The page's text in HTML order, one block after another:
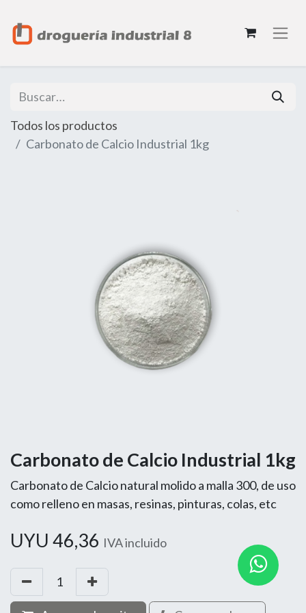
Todos los productos
Carbonato de Calcio Industrial 1kg
Carbonato de Calcio Industrial 1kg
Carbonato de Calcio natural molido a malla 300, de uso
como relleno en masas, resinas, pinturas, colas, etc
UYU 46,36 IVA incluido